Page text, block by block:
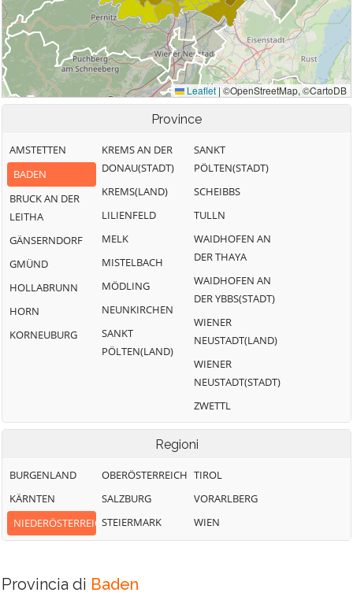
Province
AMSTETTEN
BADEN
BRUCK AN DER
LEITHA
GÄNSERNDORF
GMÜND
HOLLABRUNN
HORN
KORNEUBURG
KREMS AN DER
DONAU(STADT)
KREMS(LAND)
LILIENFELD
MELK
MISTELBACH
MÖDLING
NEUNKIRCHEN
SANKT
PÖLTEN(LAND)
SANKT
PÖLTEN(STADT)
SCHEIBBS
TULLN
WAIDHOFEN AN
DER THAYA
WAIDHOFEN AN
DER YBBS(STADT)
WIENER
NEUSTADT(LAND)
WIENER
NEUSTADT(STADT)
ZWETTL
Regioni
BURGENLAND
KÄRNTEN
NIEDERÖSTERREICH
OBERÖSTERREICH
SALZBURG
STEIERMARK
TIROL
VORARLBERG
WIEN
Provincia di Baden